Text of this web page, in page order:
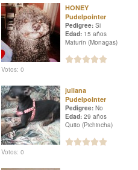
HONEY
Pudelpointer
Pedigree: Si
Edad: 15 años
Maturín (Monagas)
Votos: 0
juliana
Pudelpointer
Pedigree: No
Edad: 29 años
Quito (Pichincha)
Votos: 0